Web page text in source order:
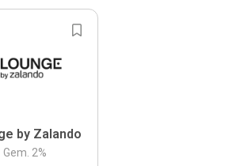
by Zalando
Gem. 2%